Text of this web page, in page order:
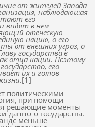
от жителей Запада
наблюдающая
его
видят в нем
отеческую
нацию, о его
от внешних угроз, о
государства в
отца нации. Поэтому
его
их и готов
[1]
политическими
при помощи
решающие моменты
данного государства.
меньше